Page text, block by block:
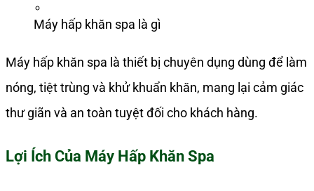
Máy hấp khăn spa là gì
Máy hấp khăn spa là thiết bị chuyên dụng dùng để làm
nóng, tiệt trùng và khử khuẩn khăn, mang lại cảm giác
thư giãn và an toàn tuyệt đối cho khách hàng.
Lợi Ích Của Máy Hấp Khăn Spa